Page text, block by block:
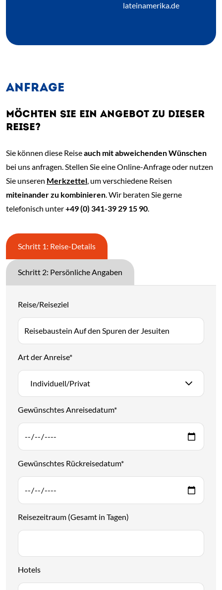
lateinamerika.de
ANFRAGE
MÖCHTEN SIE EIN ANGEBOT ZU DIESER
REISE?
Sie können diese Reiseauch mit abweichenden Wünschen
bei uns anfragen. Stellen Sie eine Online-Anfrage oder nutzen
Sie unseren Merkzettel, um verschiedene Reisen
miteinander zu kombinieren. Wir beraten Sie gerne
telefonisch unter+49 (0) 341-39 29 15 90.
Schritt 1: Reise-Details
Schritt 2: Persönliche Angaben
Reise/Reiseziel
Art der Anreise*
Individuell/Privat
Gewünschtes Anreisedatum*
Gewünschtes Rückreisedatum*
Reisezeitraum (Gesamt in Tagen)
Hotels